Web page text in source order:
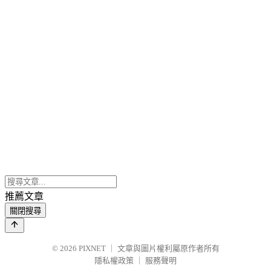
推薦文章
關閉搜尋
© 2026 PIXNET
文章與圖片權利屬原作者所有
隱私權政策
服務聲明